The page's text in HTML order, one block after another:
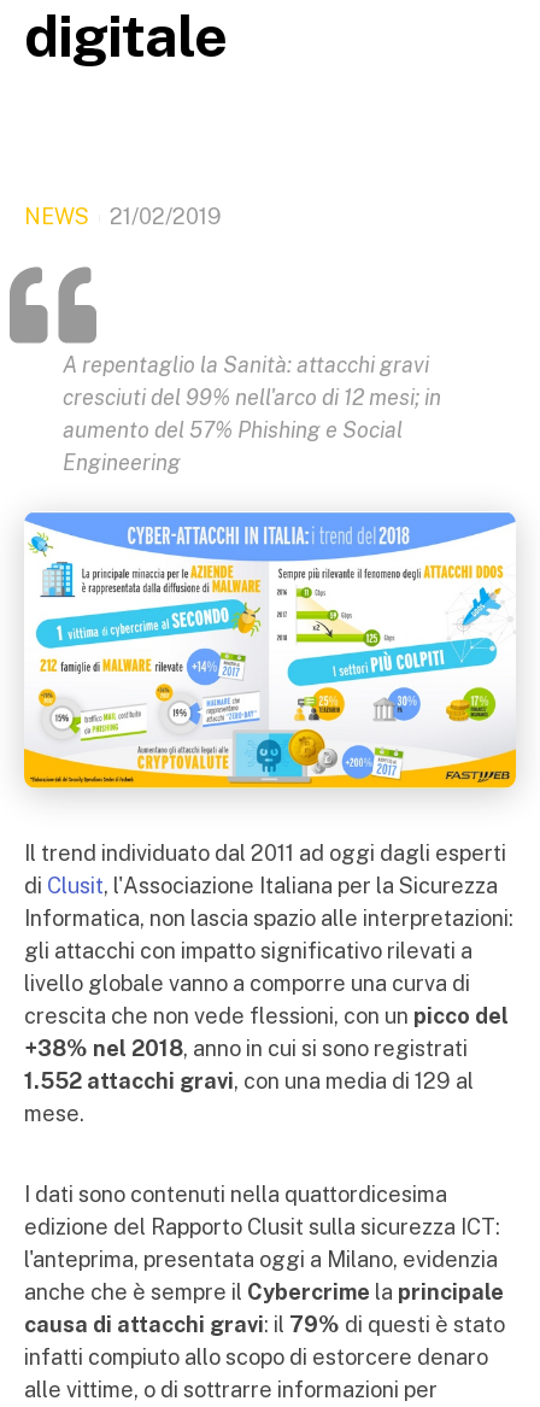
digitale
NEWS 21/02/2019
A repentaglio la Sanità: attacchi gravi
cresciuti del 99% nell'arco di 12 mesi; in
aumento del 57% Phishing e Social
Engineering
Il trend individuato dal 2011 ad oggi dagli esperti
di Clusit, l'Associazione Italiana per la Sicurezza
Informatica, non lascia spazio alle interpretazioni:
gli attacchi con impatto significativo rilevati a
livello globale vanno a comporre una curva di
crescita che non vede flessioni, con un picco del
+38% nel 2018, anno in cui si sono registrati
1.552 attacchi gravi, con una media di 129 al
mese.
I dati sono contenuti nella quattordicesima
edizione del Rapporto Clusit sulla sicurezza ICT:
l'anteprima, presentata oggi a Milano, evidenzia
anche che è sempre il Cybercrime la principale
causa di attacchi gravi: il 79% di questi è stato
infatti compiuto allo scopo di estorcere denaro
alle vittime, o di sottrarre informazioni per